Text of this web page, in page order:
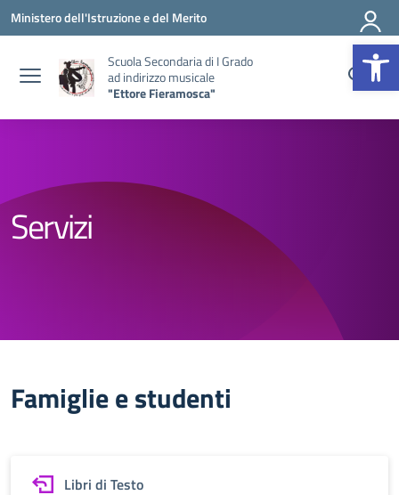
Vai ai contenuti
Vai al menu di navigazione
Vai al footer
Ministero dell'Istruzione e del Merito
Scuola Secondaria di I Grado
ad indirizzo musicale
"Ettore Fieramosca"
Servizi
Famiglie e studenti
Libri di Testo